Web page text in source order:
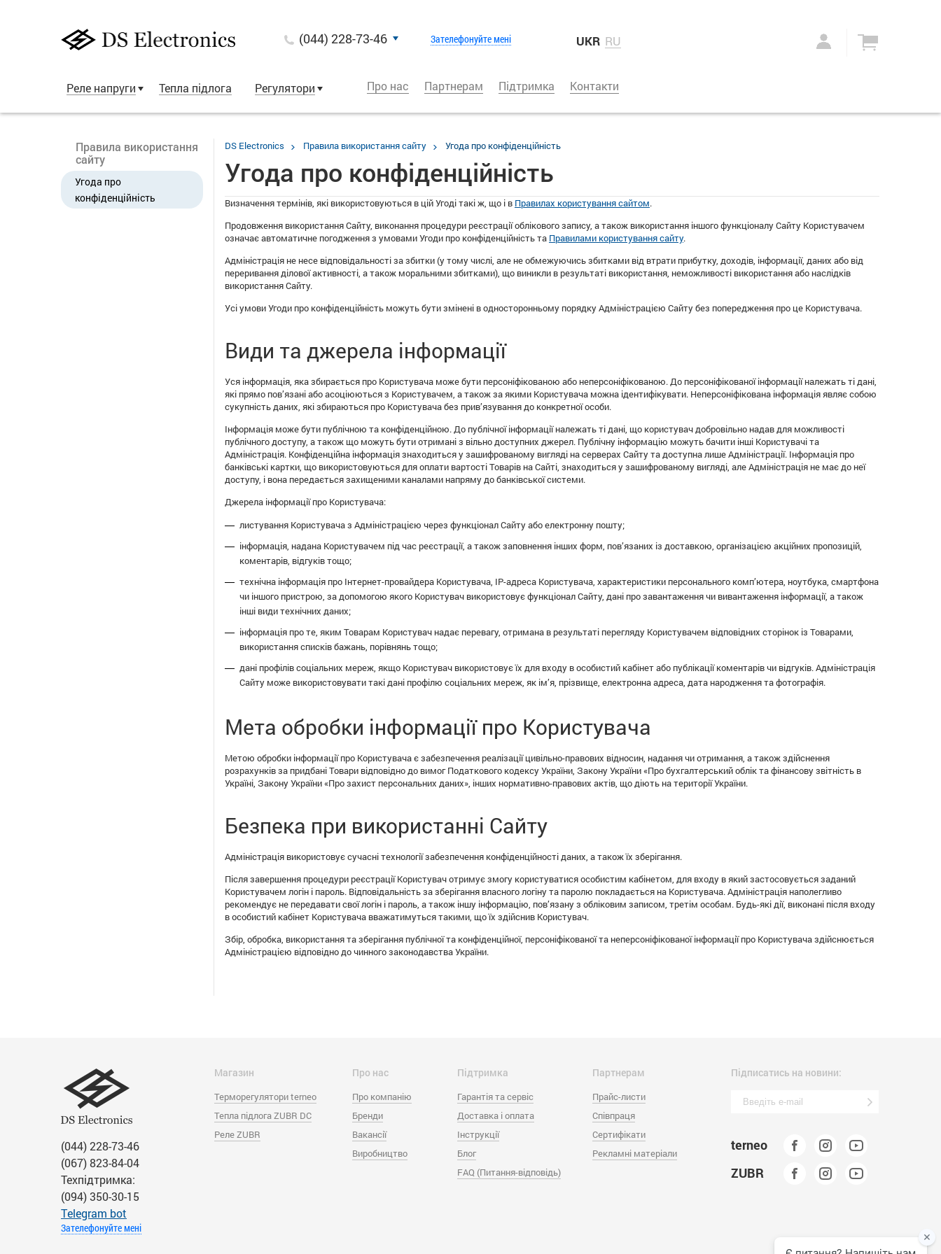
(044) 228-73-46 Зателефонуйте мені UKR RU
Реле напруги Тепла підлога Регулятори Про нас Партнерам Підтримка Контакти
Правила використання
сайту
Угода про
конфіденційність
DS Electronics Правила використання сайту Угода про конфіденційність
Угода про конфіденційність
Визначення термінів, які використовуються в цій Угоді такі ж, що і в Правилах користування сайтом.
Продовження використання Сайту, виконання процедури реєстрації облікового запису, а також використання іншого функціоналу Сайту Користувачем
означає автоматичне погодження з умовами Угоди про конфіденційність та Правилами користування сайту.
Адміністрація не несе відповідальності за збитки (у тому числі, але не обмежуючись збитками від втрати прибутку, доходів, інформації, даних або від
переривання ділової активності, а також моральними збитками), що виникли в результаті використання, неможливості використання або наслідків
використання Сайту.
Усі умови Угоди про конфіденційність можуть бути змінені в односторонньому порядку Адміністрацією Сайту без попередження про це Користувача.
Види та джерела інформації
Уся інформація, яка збирається про Користувача може бути персоніфікованою або неперсоніфікованою. До персоніфікованої інформації належать ті дані,
які прямо пов’язані або асоціюються з Користувачем, а також за якими Користувача можна ідентифікувати. Неперсоніфікована інформація являє собою
сукупність даних, які збираються про Користувача без прив’язування до конкретної особи.
Інформація може бути публічною та конфіденційною. До публічної інформації належать ті дані, що користувач добровільно надав для можливості
публічного доступу, а також що можуть бути отримані з вільно доступних джерел. Публічну інформацію можуть бачити інші Користувачі та
Адміністрація. Конфіденційна інформація знаходиться у зашифрованому вигляді на серверах Сайту та доступна лише Адміністрації. Інформація про
банківські картки, що використовуються для оплати вартості Товарів на Сайті, знаходиться у зашифрованому вигляді, але Адміністрація не має до неї
доступу, і вона передається захищеними каналами напряму до банківської системи.
Джерела інформації про Користувача:
листування Користувача з Адміністрацією через функціонал Сайту або електронну пошту;
інформація, надана Користувачем під час реєстрації, а також заповнення інших форм, пов’язаних із доставкою, організацією акційних пропозицій,
коментарів, відгуків тощо;
технічна інформація про Інтернет-провайдера Користувача, IP-адреса Користувача, характеристики персонального комп’ютера, ноутбука, смартфона
чи іншого пристрою, за допомогою якого Користувач використовує функціонал Сайту, дані про завантаження чи вивантаження інформації, а також
інші види технічних даних;
інформація про те, яким Товарам Користувач надає перевагу, отримана в результаті перегляду Користувачем відповідних сторінок із Товарами,
використання списків бажань, порівнянь тощо;
дані профілів соціальних мереж, якщо Користувач використовує їх для входу в особистий кабінет або публікації коментарів чи відгуків. Адміністрація
Сайту може використовувати такі дані профілю соціальних мереж, як ім’я, прізвище, електронна адреса, дата народження та фотографія.
Мета обробки інформації про Користувача
Метою обробки інформації про Користувача є забезпечення реалізації цивільно-правових відносин, надання чи отримання, а також здійснення
розрахунків за придбані Товари відповідно до вимог Податкового кодексу України, Закону України «Про бухгалтерський облік та фінансову звітність в
Україні, Закону України «Про захист персональних даних», інших нормативно-правових актів, що діють на території України.
Безпека при використанні Сайту
Адміністрація використовує сучасні технології забезпечення конфіденційності даних, а також їх зберігання.
Після завершення процедури реєстрації Користувач отримує змогу користуватися особистим кабінетом, для входу в який застосовується заданий
Користувачем логін і пароль. Відповідальність за зберігання власного логіну та паролю покладається на Користувача. Адміністрація наполегливо
рекомендує не передавати свої логін і пароль, а також іншу інформацію, пов’язану з обліковим записом, третім особам. Будь-які дії, виконані після входу
в особистий кабінет Користувача вважатимуться такими, що їх здійснив Користувач.
Збір, обробка, використання та зберігання публічної та конфіденційної, персоніфікованої та неперсоніфікованої інформації про Користувача здійснюється
Адміністрацією відповідно до чинного законодавства України.
(044) 228-73-46
(067) 823-84-04
Техпідтримка:
(094) 350-30-15
Тelegram bot
Зателефонуйте мені
Магазин
Терморегулятори terneo
Тепла підлога ZUBR DC
Реле ZUBR
Про нас
Про компанію
Бренди
Вакансії
Виробництво
Підтримка
Гарантія та сервіс
Доставка і оплата
Інструкції
Блог
FAQ (Питання-відповідь)
Партнерам
Прайс-листи
Співпраця
Сертифікати
Рекламні матеріали
Підписатись на новини:
terneo
ZUBR